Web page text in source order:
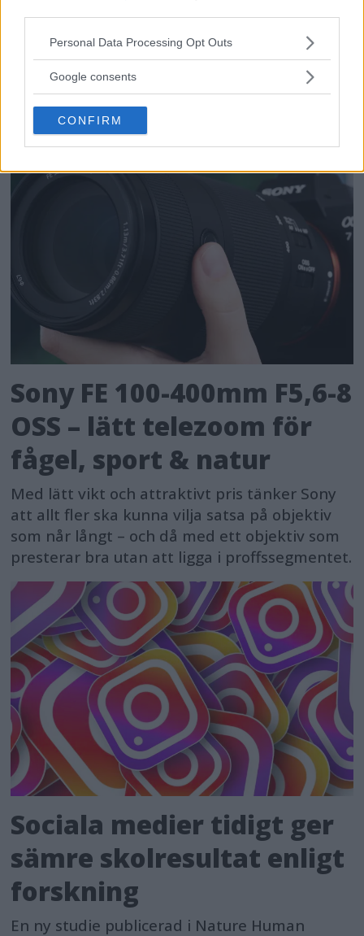
Please note that this website/app uses one or more Google
not limited to your visit or usage behaviour. You may click to
use your data for below specified purposes in below Google
consent section.
Personal Data Processing Opt Outs
Google consents
CONFIRM
fotodagar till Göteborg,
Sony FE 100-400mm F5,6-8
OSS – lätt telezoom för
fågel, sport & natur
Med lätt vikt och attraktivt pris tänker Sony
att allt fler ska kunna vilja satsa på objektiv
som når långt – och då med ett objektiv som
presterar bra utan att ligga i proffssegmentet.
Sociala medier tidigt ger
sämre skolresultat enligt
forskning
En ny studie publicerad i Nature Human